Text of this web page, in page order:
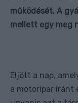
működését. A
mellett egy meg
Eljött a nap,
a motoripar iránt